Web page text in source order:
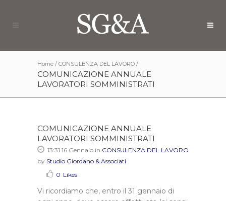
Home / CONSULENZA DEL LAVORO /
COMUNICAZIONE ANNUALE
LAVORATORI SOMMINISTRATI
COMUNICAZIONE ANNUALE
LAVORATORI SOMMINISTRATI
13:31 16 Gennaio in CONSULENZA DEL LAVORO
by Studio Giordano & Associati
0 Likes
Vi ricordiamo che, entro il 31 gennaio di